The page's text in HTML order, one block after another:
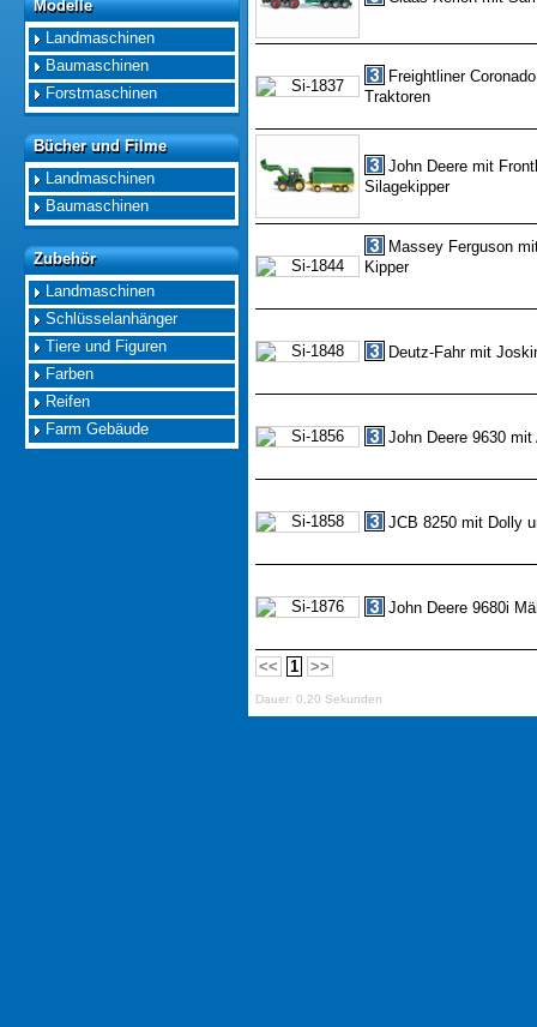
Modelle
Modelle
Landmaschinen
Baumaschinen
Forstmaschinen
Bücher und Filme
Bücher und Filme
Landmaschinen
Baumaschinen
Zubehör
Zubehör
Landmaschinen
Schlüsselanhänger
Tiere und Figuren
Farben
Reifen
Farm Gebäude
Freightliner
Traktoren
John Deere mit
Silagekipper
Massey Ferguson
Kipper
Deutz-Fahr mit
John Deere 9630
JCB 8250 mit Dolly
John Deere 9680i
<< 1 >>
Dauer: 0,20 Sekunden